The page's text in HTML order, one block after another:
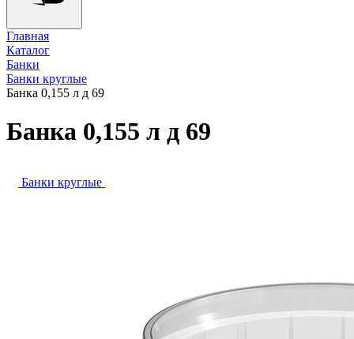
Главная
Каталог
Банки
Банки круглые
Банка 0,155 л д 69
Банка 0,155 л д 69
Банки круглые